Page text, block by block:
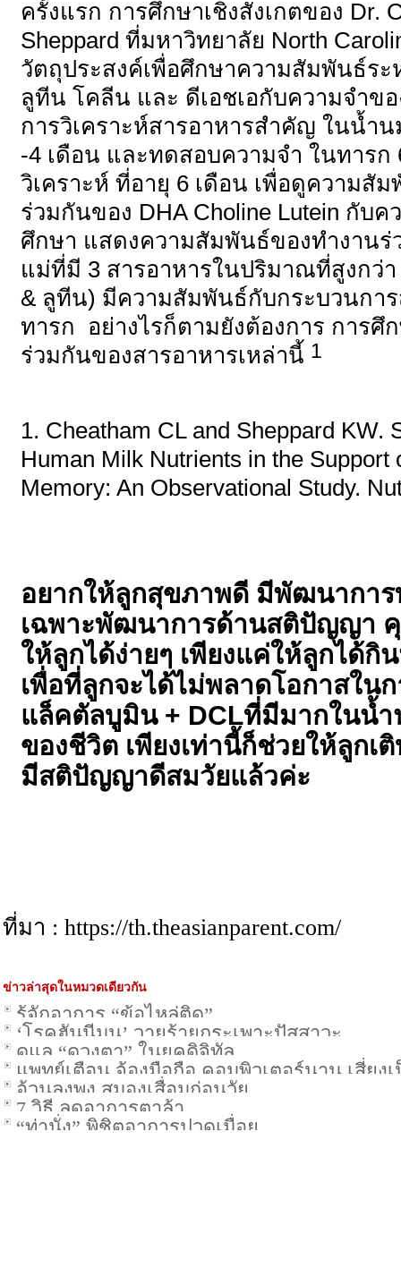
ครั้งแรก การศึกษาเชิงสังเกตของ Dr.
Sheppard ที่มหาวิทยาลัย North
วัตถุประสงค์เพื่อศึกษาความสัมพันธ์ร
ลูทีน โคลีน และ ดีเอชเอกับความจำข
การวิเคราะห์สารอาหารสำคัญ ในน้ำ
-4 เดือน และทดสอบความจำ ในทาร
วิเคราะห์ ที่อายุ 6 เดือน เพื่อดูความสั
ร่วมกันของ DHA Choline Lutein กับ
ศึกษา แสดงความสัมพันธ์ของทำงานร่
แม่ที่มี 3 สารอาหารในปริมาณที่สูงกว่
& ลูทีน) มีความสัมพันธ์กับกระบวนกา
ทารก อย่างไรก็ตามยังต้องการ การศึ
ร่วมกันของสารอาหารเหล่านี้ 1
1. Cheatham CL and Sheppard KW.
Human Milk Nutrients in the Support
Memory: An Observational Study.
อยากให้ลูกสุขภาพดี มีพัฒนากา
เฉพาะพัฒนาการด้านสติปัญญา
ให้ลูกได้ง่ายๆ เพียงแค่ให้ลูกได้กิ
เพื่อที่ลูกจะได้ไม่พลาดโอกาสใน
แล็คตัลบูมิน + DCLที่มีมากในน้
ของชีวิต เพียงเท่านี้ก็ช่วยให้ลูกเ
มีสติปัญญาดีสมวัยแล้วค่ะ
ที่มา : https://th.theasianparent.com/
ข่าวล่าสุดในหมวดเดียวกัน
รู้จักอาการ “ข้อไหล่ติด”
‘โรคฮันนีมูน’ วายร้ายกระเพาะปัสสาวะ
ดูแล “ดวงตา” ในยุคดิจิทัล
แพทย์เตือน จ้องมือถือ คอมพิวเตอร์นาน เสี่ยง
อ้วนลงพุง สมองเสื่อมก่อนวัย
7 วิธี ลดอาการตาล้า
“ท่านั่ง” พิชิตอาการปวดเมื่อย